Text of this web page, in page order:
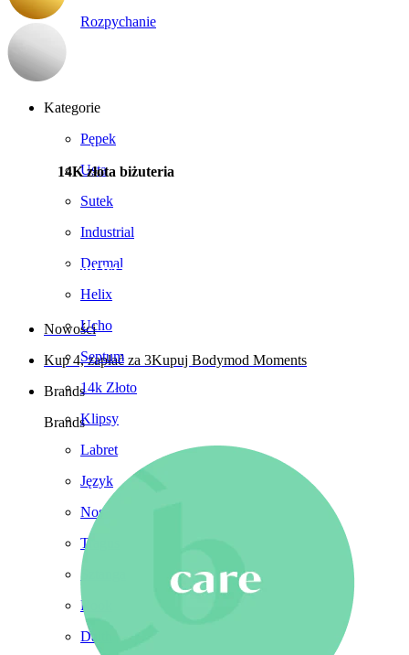
Rozpychanie
14K złota biżuteria
Kupuj tytan
Nowości
Kup 4, zapłać za 3Kupuj Bodymod Moments
Brands
Brands
Kategorie
Pępek
Usta
Sutek
Industrial
Dermal
Helix
Ucho
Septum
14k Złoto
Klipsy
Labret
Język
Nos
Tragus
Sztanga
Rook
Daith